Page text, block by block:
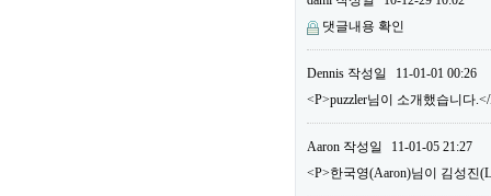
댓글내용 확인
Dennis 작성일
11-01-01 00:26
<P>puzzler님이 소개했습니다
Aaron 작성일
11-01-05 21:27
<P>한국영(Aaron)님이 김성진